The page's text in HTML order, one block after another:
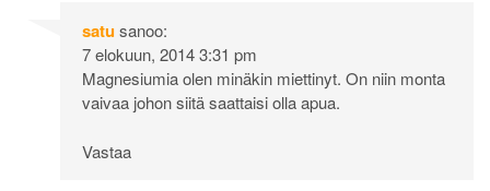
satusanoo:
7 elokuun, 2014 3:31 pm
Magnesiumia olen minäkin miettinyt. On niin monta
vaivaa johon siitä saattaisi olla apua.
Vastaa